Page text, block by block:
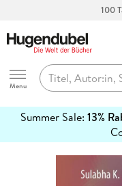
Hugendubel
Menu
Summer Sale: 13%
erfahren